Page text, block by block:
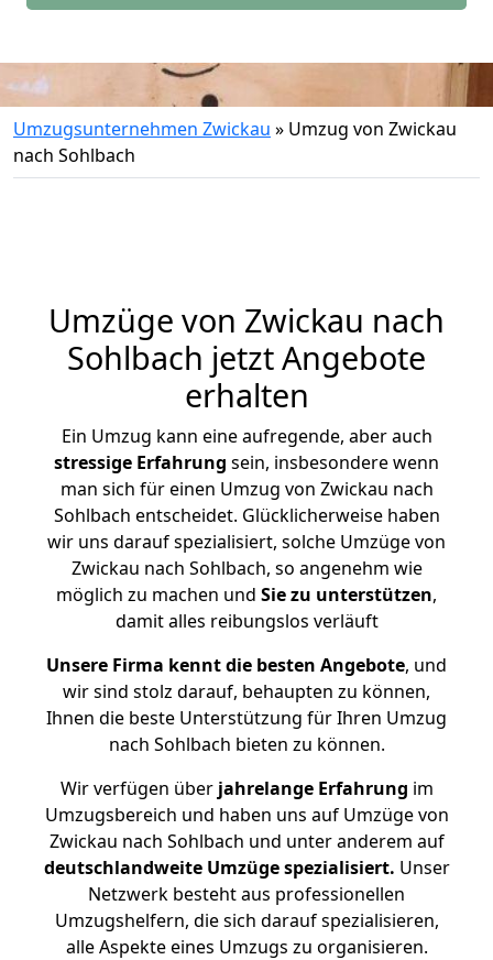
Umzugsunternehmen Zwickau » Umzug von Zwickau
nach Sohlbach
Umzüge von Zwickau nach
Sohlbach jetzt Angebote
erhalten
Ein Umzug kann eine aufregende, aber auch
stressige Erfahrung sein, insbesondere wenn
man sich für einen Umzug von Zwickau nach
Sohlbach entscheidet. Glücklicherweise haben
wir uns darauf spezialisiert, solche Umzüge von
Zwickau nach Sohlbach, so angenehm wie
möglich zu machen und Sie zu unterstützen,
damit alles reibungslos verläuft
Unsere Firma kennt die besten Angebote, und
wir sind stolz darauf, behaupten zu können,
Ihnen die beste Unterstützung für Ihren Umzug
nach Sohlbach bieten zu können.
Wir verfügen überjahrelange Erfahrung im
Umzugsbereich und haben uns auf Umzüge von
Zwickau nach Sohlbach und unter anderem auf
deutschlandweite Umzüge spezialisiert. Unser
Netzwerk besteht aus professionellen
Umzugshelfern, die sich darauf spezialisieren,
alle Aspekte eines Umzugs zu organisieren.